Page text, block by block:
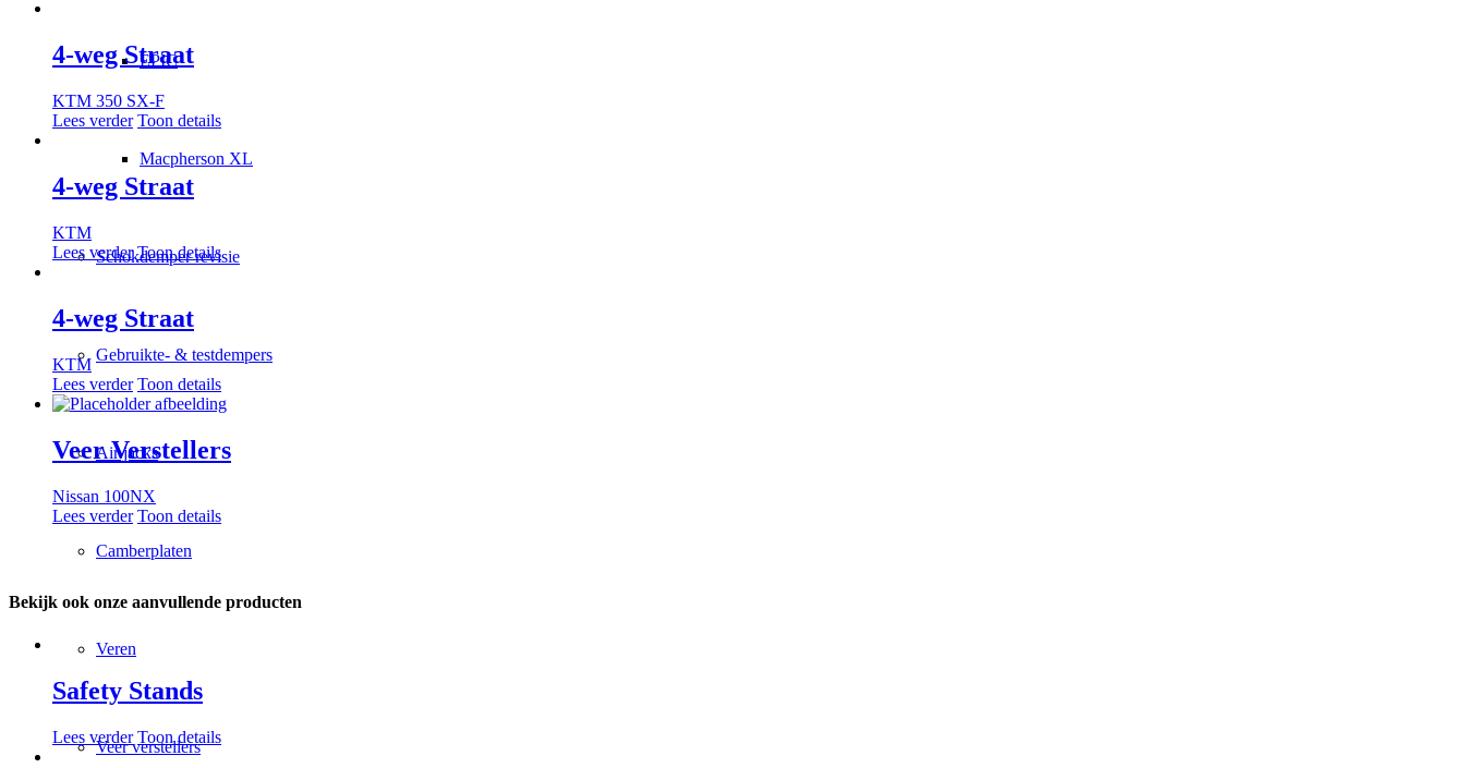
EPIC
Macpherson XL
Schokdemper revisie
Gebruikte- & testdempers
Air jacks
Camberplaten
Veren
Veer verstellers
4-weg Straat
KTM 350 SX-F
Lees verder Toon details
4-weg Straat
KTM
Lees verder Toon details
4-weg Straat
KTM
Lees verder Toon details
Veer Verstellers
Nissan 100NX
Lees verder Toon details
Bekijk ook onze aanvullende producten
Safety Stands
Lees verder Toon details